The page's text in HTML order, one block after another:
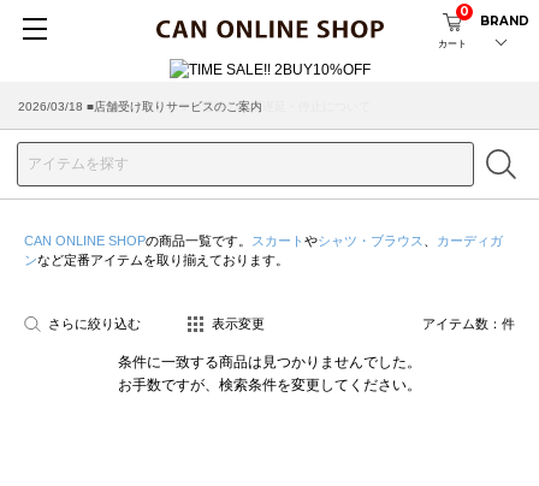
カート
0
BRAND
2026/03/18 ■店舗受け取りサービスのご案内
CAN ONLINE SHOPの商品一覧です。 スカート やシャツ・ブラウス
カーディガ
ンなど定番アイテムを取り揃えております。
さらに絞り込む 表示変更 アイテム数： 件
条件に一致する商品は見つかりませんでした。
お手数ですが、検索条件を変更してください。